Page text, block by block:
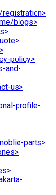
registration>
blogs>
policy>
and-
us>
profile-
parts>